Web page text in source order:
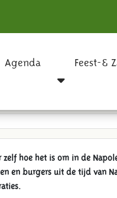
Agenda Feest-&
Archeon
zelf hoe het is om in de
en burgers uit de tijd van